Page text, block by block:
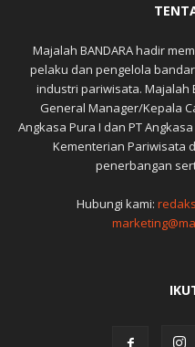
Majalah BANDARA hadir
pelaku dan pengelola
industri pariwisata.
General Manager/Kepala
Angkasa Pura I dan PT
Kementerian Pariwisata
penerbangan
Hubungi kami: